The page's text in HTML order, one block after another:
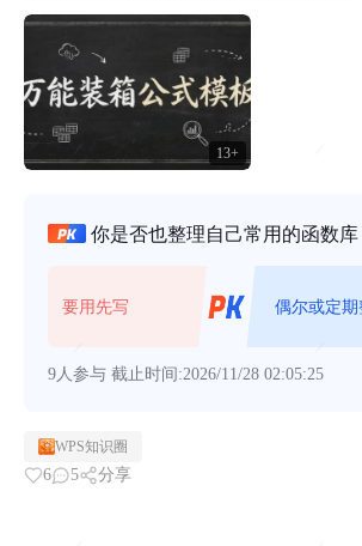
13+
你是否也整理自己常用的函数库
要用先写 偶尔或定期
9人参与 截止时间:2026/11/28 02:05:25
WPS知识圈
6 5 分享